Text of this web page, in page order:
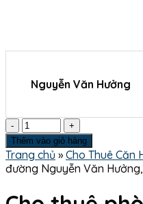
Nguyễn Văn Hưởng
Số
lượng
Thêm vào giỏ hàng
Trang chủ » Cho Thuê Căn
đường Nguyễn Văn